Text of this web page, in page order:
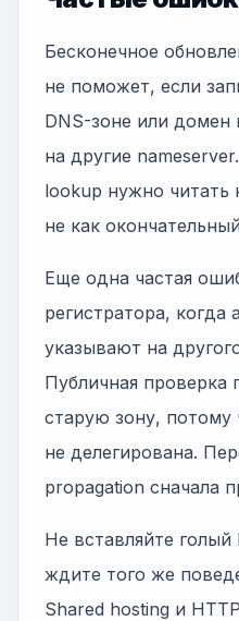
Бесконечное
не поможет, если
DNS-зоне или домен
на другие
lookup нужно читать
не как
Еще одна частая
регистратора, когда
указывают на
Публичная проверка
старую зону, потому
не делегирована.
propagation сначала
Не вставляйте голый
ждите того же
Shared hosting и